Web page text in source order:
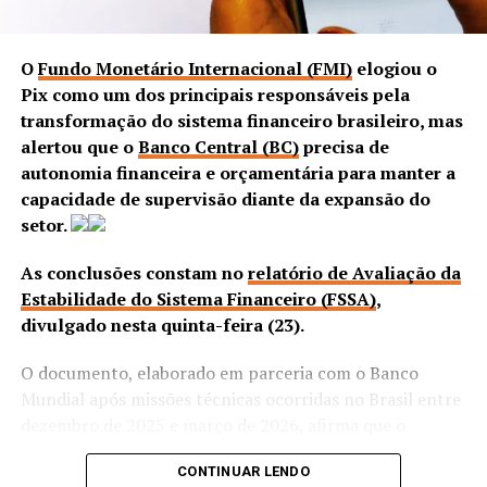
OFundo Monetário Internacional (FMI)elogiou o
Pix como um dos principais responsáveis pela
transformação do sistema financeiro brasileiro, mas
alertou que oBanco Central (BC)precisa de
autonomia financeira e orçamentária para manter a
capacidade de supervisão diante da expansão do
setor.
As conclusões constam norelatório de Avaliação da
Estabilidade do Sistema Financeiro (FSSA),
divulgado nesta quinta-feira (23).
O documento, elaborado em parceria com o Banco
Mundial após missões técnicas ocorridas no Brasil entre
sistema financeiro nacional é resiliente, mas enfrenta
desafios relacionados à falta de pessoal nos órgãos de
CONTINUAR LENDO